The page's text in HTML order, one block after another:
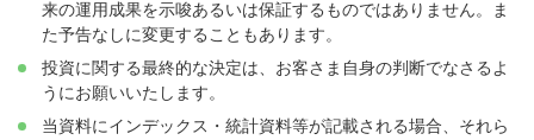
来の運用成果を示唆あるいは保証するものではありません。ま
た予告なしに変更することもあります。
投資に関する最終的な決定は、お客さま自身の判断でなさるよ
うにお願いいたします。
当資料にインデックス・統計資料等が記載される場合、それら